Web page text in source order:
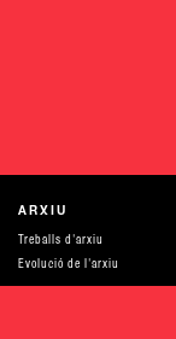
ARXIU
Treballs d'arxiu
Evolució de l'arxiu